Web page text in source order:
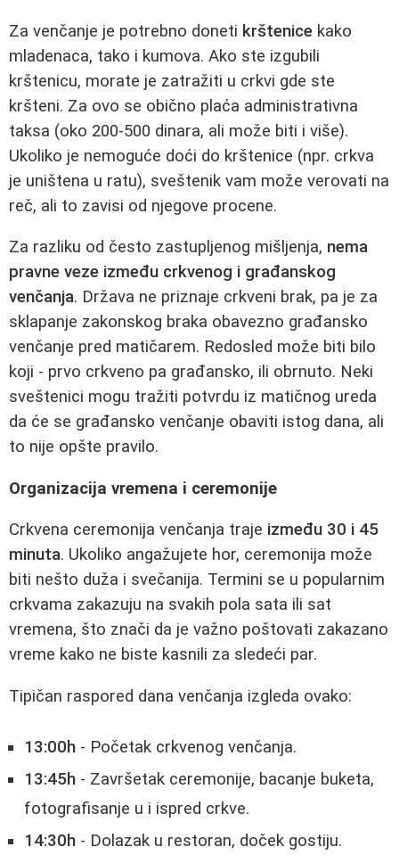
Za venčanje je potrebno doneti krštenice kako
mladenaca, tako i kumova. Ako ste izgubili
krštenicu, morate je zatražiti u crkvi gde ste
kršteni. Za ovo se obično plaća administrativna
taksa (oko 200-500 dinara, ali može biti i više).
Ukoliko je nemoguće doći do krštenice (npr. crkva
je uništena u ratu), sveštenik vam može verovati na
reč, ali to zavisi od njegove procene.
Za razliku od često zastupljenog mišljenja, nema
pravne veze između crkvenog i građanskog
venčanja. Država ne priznaje crkveni brak, pa je za
sklapanje zakonskog braka obavezno građansko
venčanje pred matičarem. Redosled može biti bilo
koji - prvo crkveno pa građansko, ili obrnuto. Neki
sveštenici mogu tražiti potvrdu iz matičnog ureda
da će se građansko venčanje obaviti istog dana, ali
to nije opšte pravilo.
Organizacija vremena i ceremonije
Crkvena ceremonija venčanja traje između 30 i 45
minuta. Ukoliko angažujete hor, ceremonija može
biti nešto duža i svečanija. Termini se u popularnim
crkvama zakazuju na svakih pola sata ili sat
vremena, što znači da je važno poštovati zakazano
vreme kako ne biste kasnili za sledeći par.
Tipičan raspored dana venčanja izgleda ovako:
13:00h - Početak crkvenog venčanja.
13:45h - Završetak ceremonije, bacanje buketa,
fotografisanje u i ispred crkve.
14:30h - Dolazak u restoran, doček gostiju.